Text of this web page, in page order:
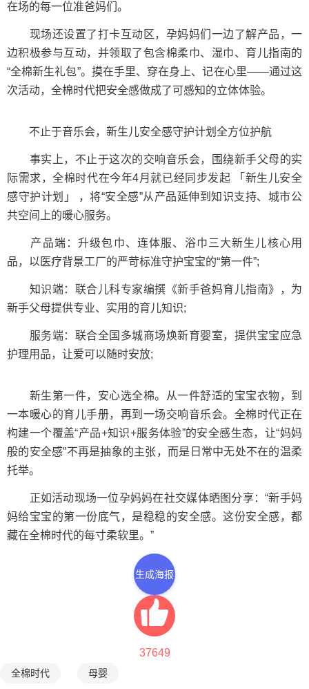
在场的每一位准爸妈们。
现场还设置了打卡互动区，孕妈妈们一边了解产品，一
边积极参与互动，并领取了包含棉柔巾、湿巾、育儿指南的
“全棉新生礼包”。摸在手里、穿在身上、记在心里——通过这
次活动，全棉时代把安全感做成了可感知的立体体验。
不止于音乐会，新生儿安全感守护计划全方位护航
事实上，不止于这次的交响音乐会，围绕新手父母的实
际需求，全棉时代在今年4月就已经同步发起 「新生儿安全
感守护计划」 ，将“安全感”从产品延伸到知识支持、城市公
共空间上的暖心服务。
产品端：升级包巾、连体服、浴巾三大新生儿核心用
品，以医疗背景工厂的严苛标准守护宝宝的“第一件”;
知识端：联合儿科专家编撰《新手爸妈育儿指南》，为
新手父母提供专业、实用的育儿知识;
服务端：联合全国多城商场焕新育婴室，提供宝宝应急
护理用品，让爱可以随时安放;
新生第一件，安心选全棉。从一件舒适的宝宝衣物，到
一本暖心的育儿手册，再到一场交响音乐会。全棉时代正在
构建一个覆盖“产品+知识+服务体验”的安全感生态，让“妈妈
般的安全感”不再是抽象的主张，而是日常中无处不在的温柔
托举。
正如活动现场一位孕妈妈在社交媒体晒图分享：“新手妈
妈给宝宝的第一份底气，是稳稳的安全感。这份安全感，都
藏在全棉时代的每寸柔软里。”
生成海报
37649
全棉时代 母婴